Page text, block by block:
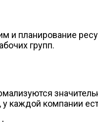
и планирование
групп.
у каждой компании